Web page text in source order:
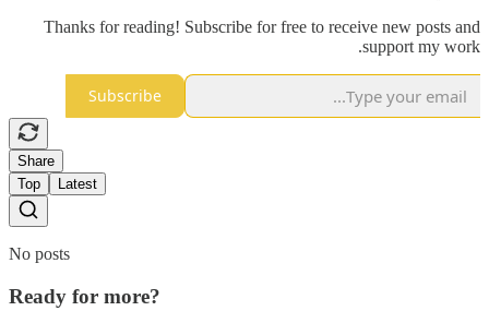
Thanks for reading! Subscribe for free to receive new posts and
support my work.
Subscribe
Share
Top
Latest
No posts
Ready for more?